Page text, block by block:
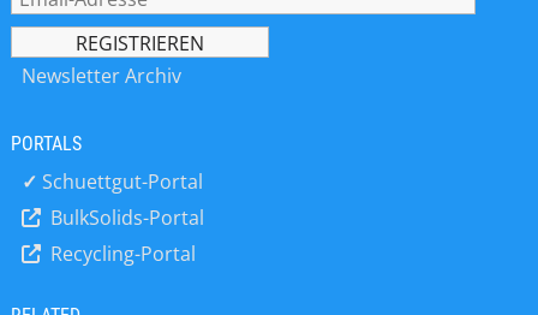
Newsletter Archiv
PORTALS
✓ Schuettgut-Portal
BulkSolids-Portal
Recycling-Portal